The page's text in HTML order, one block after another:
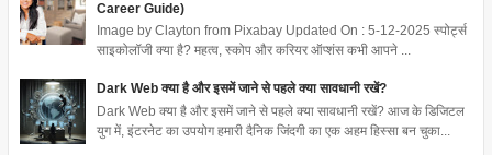
Career Guide)
Image by Clayton from Pixabay Updated On : 5-12-2025 स्पोर्ट्स
साइकोलॉजी क्या है? महत्व, स्कोप और करियर ऑप्शंस कभी आपने ...
Dark Web क्या है और इसमें जाने से पहले क्या सावधानी रखें?
Dark Web क्या है और इसमें जाने से पहले क्या सावधानी रखें? आज के डिजिटल
युग में, इंटरनेट का उपयोग हमारी दैनिक जिंदगी का एक अहम हिस्सा बन चुका...